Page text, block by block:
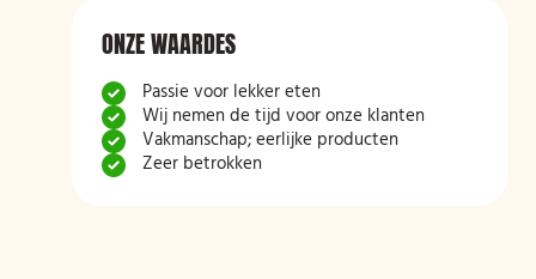
ONZE WAARDES
Passie voor lekker eten
Wij nemen de tijd voor onze klanten
Vakmanschap; eerlijke producten
Zeer betrokken